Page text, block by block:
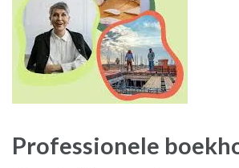
Professionele